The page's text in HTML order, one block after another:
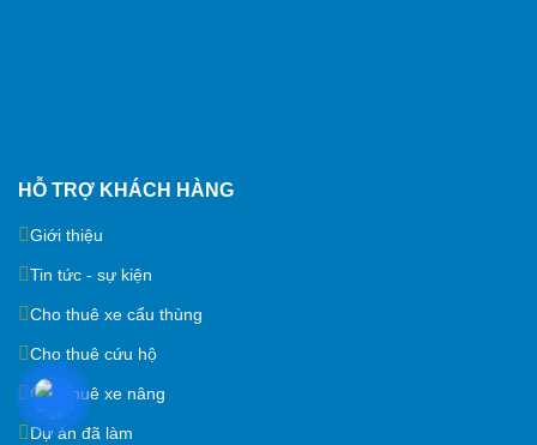
HỖ TRỢ KHÁCH HÀNG
Giới thiệu
Tin tức - sự kiện
Cho thuê xe cẩu thùng
Cho thuê cứu hộ
Cho thuê xe nâng
Dự án đã làm